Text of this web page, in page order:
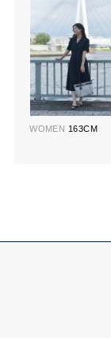
WOMEN 163CM